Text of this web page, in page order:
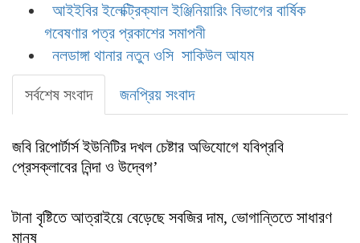
আইইবির ইলেক্ট্রিক্যাল ইঞ্জিনিয়ারিং বিভাগের বার্ষিক
গবেষণার পত্র প্রকাশের সমাপনী
নলডাঙ্গা থানার নতুন ওসি সাকিউল আযম
সর্বশেষ সংবাদ জনপ্রিয় সংবাদ
জবি রিপোর্টার্স ইউনিটির দখল চেষ্টার অভিযোগে যবিপ্রবি
প্রেসক্লাবের নিন্দা ও উদ্বেগ’
টানা বৃষ্টিতে আত্রাইয়ে বেড়েছে সবজির দাম, ভোগান্তিতে সাধারণ
মানুষ